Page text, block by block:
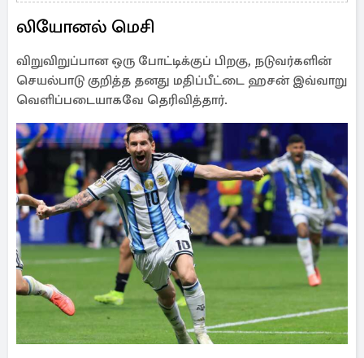
லியோனல் மெசி
விறுவிறுப்பான ஒரு போட்டிக்குப் பிறகு, நடுவர்களின்
செயல்பாடு குறித்த தனது மதிப்பீட்டை ஹசன் இவ்வாறு
வெளிப்படையாகவே தெரிவித்தார்.